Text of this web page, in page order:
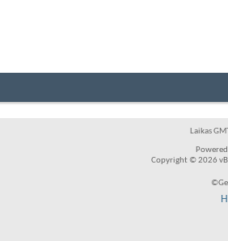
Laikas
Copyright © 2026